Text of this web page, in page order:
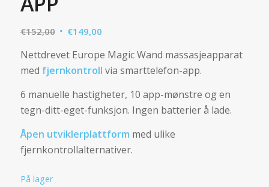
€152,00 Opprinnelig
var:
€152,00.
€149,00Nåværende
er:
€149,00.
Nettdrevet Europe Magic Wand massasjeapparat
med fjernkontroll via smarttelefon-app.
6 manuelle hastigheter, 10 app-mønstre og en
tegn-ditt-eget-funksjon. Ingen batterier å lade.
Åpen utviklerplattform med ulike
fjernkontrollalternativer.
På lager